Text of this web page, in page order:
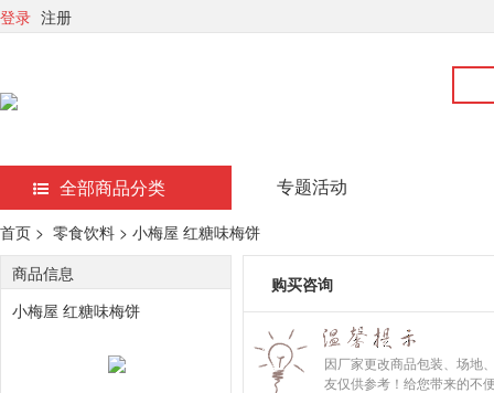
登录 注册
全部商品分类 专题活动
首页 > 零食饮料 > 小梅屋 红糖味梅饼
购买咨询
因厂家更改商品包装、场地
友仅供参考！给您带来的不
商品信息
小梅屋 红糖味梅饼